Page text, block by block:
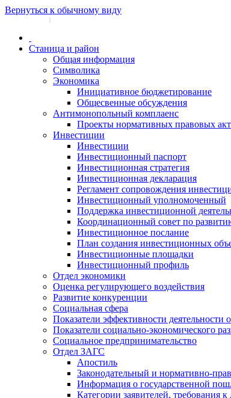
Вернуться к обычному виду
|
Станица и район
Общая информация
Символика
Экономика
Инициативное бюджетирование
Общесвенные обсуждения
Антимонопольный комплаенс
Проекты нормативных правовых
Инвестиции
Инвестиции
Инвестиционный паспорт
Инвестиционная стратегия
Инвестиционная декларация
Регламент сопровождения
Инвестиционный уполномоченный
Поддержка инвестиционной
Координационный совет по
Инвестиционное послание
План создания инвестиционных
Инвестиционные площадки
Инвестиционный профиль
Отдел экономики
Оценка регулирующего воздействия
Развитие конкуренции
Социальная сфера
Показатели эффективности деятельности
Показатели социально-экономического
Социальное предпринимательство
Отдел ЗАГС
Апостиль
Законодательный и нормативно-
Информация о государственной
Категории заявителей, требования